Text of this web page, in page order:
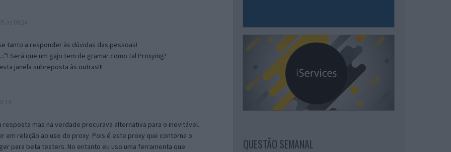
tanto a responder às dúvidas das pessoas!
Será que um gajo tem de gramar como tal Proxying?
janela subreposta às outras!!!
mas na verdade procurava alternativa para o inevitável.
em relação ao uso do proxy. Pois é este proxy que contorna o
para beta testers. No entanto eu uso uma ferramenta que
QUESTÃO SEMANAL